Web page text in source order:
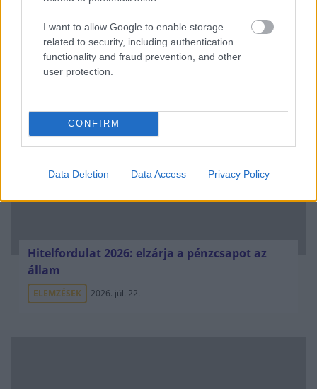
I want to allow Google to enable storage
related to security, including authentication
functionality and fraud prevention, and other
user protection.
CONFIRM
Data Deletion Data Access Privacy Policy
Hitelfordulat 2026: elzárja a pénzcsapot az
állam
ELEMZÉSEK 2026. júl. 22.